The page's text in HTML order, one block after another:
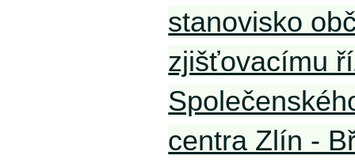
stanovisko
zjišťovacímu
centra Zlín -